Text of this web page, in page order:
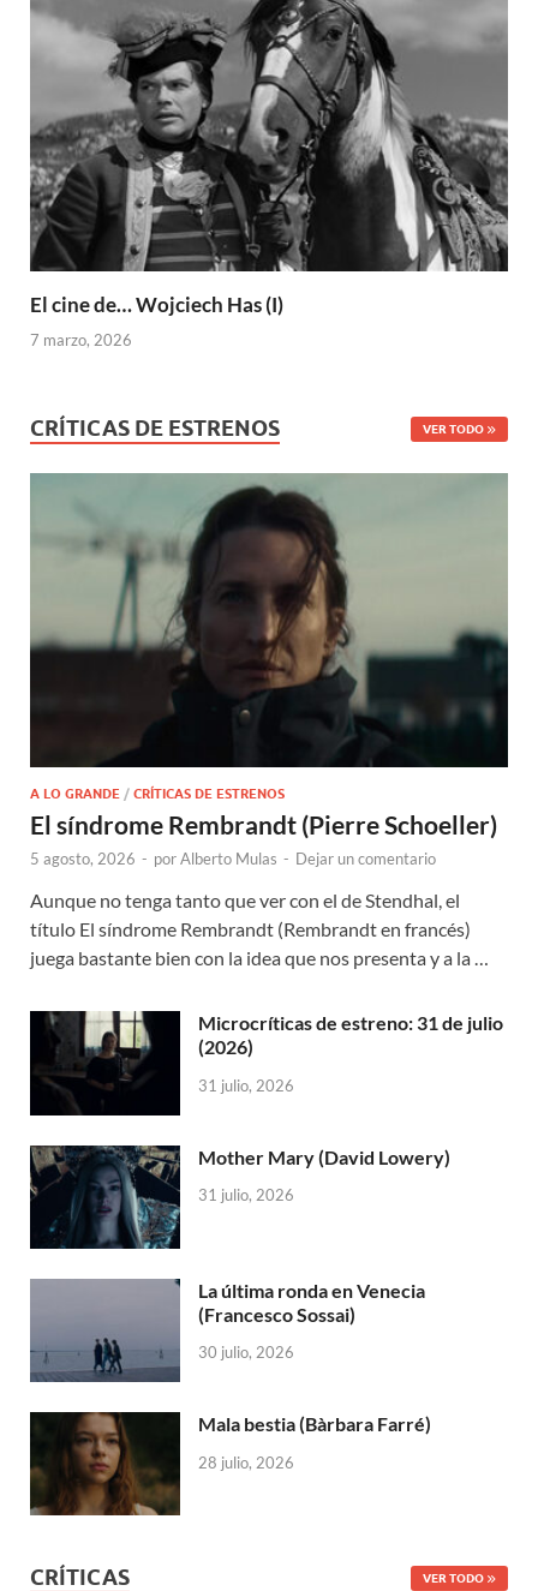
El cine de… Wojciech Has (I)
7 marzo, 2026
CRÍTICAS DE ESTRENOS VER TODO
A LO GRANDE / CRÍTICAS DE ESTRENOS
El síndrome Rembrandt (Pierre Schoeller)
5 agosto, 2026 - porAlberto Mulas - Dejar un comentario
Aunque no tenga tanto que ver con el de Stendhal, el
título El síndrome Rembrandt (Rembrandt en francés)
juega bastante bien con la idea que nos presenta y a la …
Microcríticas de estreno: 31 de julio
(2026)
31 julio, 2026
Mother Mary (David Lowery)
31 julio, 2026
La última ronda en Venecia
(Francesco Sossai)
30 julio, 2026
Mala bestia (Bàrbara Farré)
28 julio, 2026
CRÍTICAS VER TODO